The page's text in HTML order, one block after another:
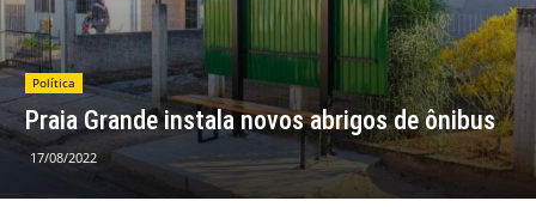
Política
Praia Grande instala novos abrigos de ônibus
17/08/2022